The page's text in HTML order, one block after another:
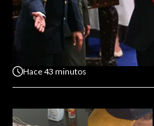
Hace43 minutos